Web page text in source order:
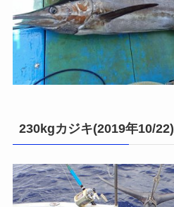
230kgカジキ(2019年10/22)